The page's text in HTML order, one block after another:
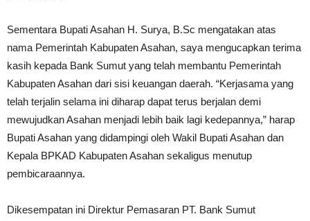
Sementara Bupati Asahan H. Surya, B.Sc mengatakan atas
nama Pemerintah Kabupaten Asahan, saya mengucapkan terima
kasih kepada Bank Sumut yang telah membantu Pemerintah
Kabupaten Asahan dari sisi keuangan daerah. “Kerjasama yang
telah terjalin selama ini diharap dapat terus berjalan demi
mewujudkan Asahan menjadi lebih baik lagi kedepannya,” harap
Bupati Asahan yang didampingi oleh Wakil Bupati Asahan dan
Kepala BPKAD Kabupaten Asahan sekaligus menutup
pembicaraannya.
Dikesempatan ini Direktur Pemasaran PT. Bank Sumut